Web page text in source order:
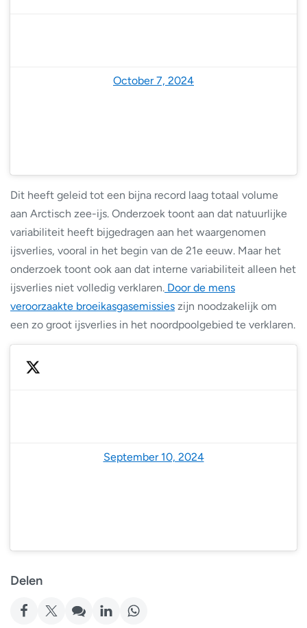
October 7, 2024
Dit heeft geleid tot een bijna record laag totaal volume
aan Arctisch zee-ijs. Onderzoek toont aan dat natuurlijke
variabiliteit heeft bijgedragen aan het waargenomen
ijsverlies, vooral in het begin van de 21e eeuw. Maar het
onderzoek toont ook aan dat interne variabiliteit alleen het
ijsverlies niet volledig verklaren. Door de mens
veroorzaakte broeikasgasemissies zijn noodzakelijk om
een zo groot ijsverlies in het noordpoolgebied te verklaren.
September 10, 2024
Delen